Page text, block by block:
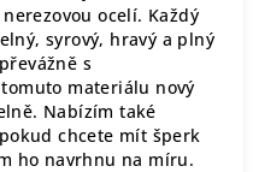
ocelí. Každý
syrový, hravý a plný
s
materiálu nový
Nabízím také
chcete mít šperk
ho navrhnu na míru.